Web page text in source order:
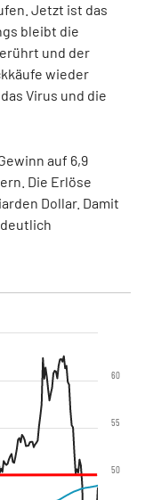
Jetzt ist das
bleibt die
und der
wieder
Virus und die
auf 6,9
Die Erlöse
Dollar. Damit
50
55
60